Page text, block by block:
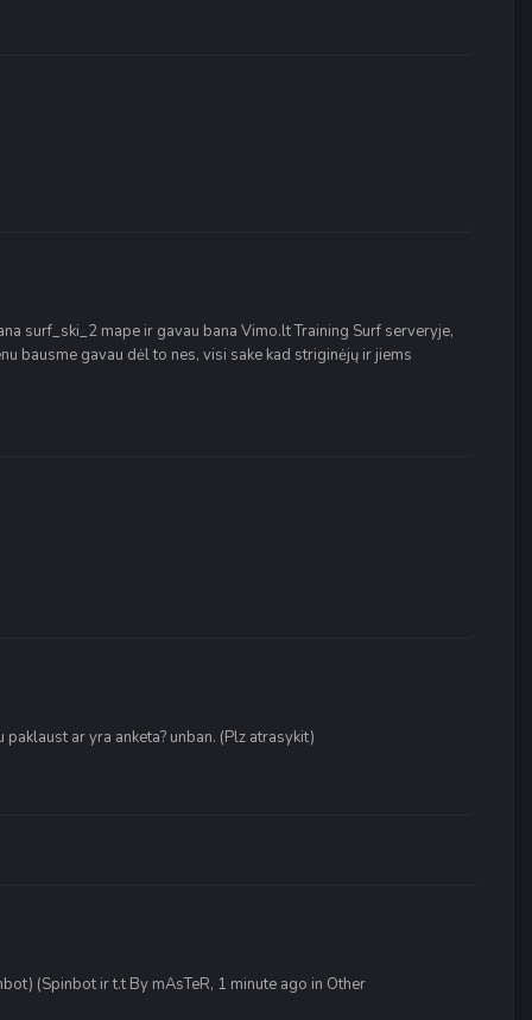
surf_ski_2 mape ir gavau bana Vimo.lt Training Surf serveryje,
bausme gavau dėl to nes, visi sake kad striginėjų ir jiems
ar yra anketa? unban. (Plz atrasykit)
(Spinbot ir t.t By mAsTeR, 1 minute ago in Other